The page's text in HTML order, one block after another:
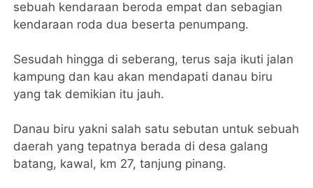
sebuah kendaraan beroda empat dan sebagian
kendaraan roda dua beserta penumpang.
Sesudah hingga di seberang, terus saja ikuti jalan
kampung dan kau akan mendapati danau biru
yang tak demikian itu jauh.
Danau biru yakni salah satu sebutan untuk sebuah
daerah yang tepatnya berada di desa galang
batang, kawal, km 27, tanjung pinang.